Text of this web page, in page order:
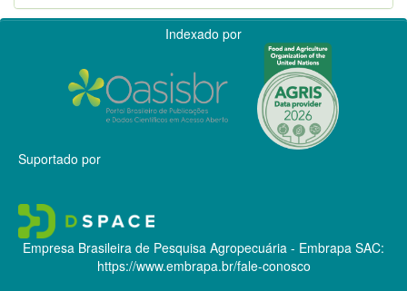
Indexado por
Suportado por
Empresa Brasileira de Pesquisa Agropecuária - Embrapa SAC:
https://www.embrapa.br/fale-conosco